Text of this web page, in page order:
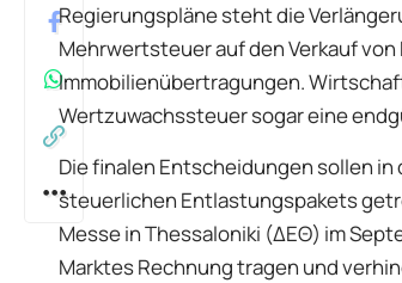
Regierungspläne steht die
Mehrwertsteuer auf den Verkauf
Immobilienübertragungen.
Wertzuwachssteuer sogar eine
Die finalen Entscheidungen sollen
steuerlichen Entlastungspakets
Messe in Thessaloniki (ΔΕΘ) im
Marktes Rechnung tragen und